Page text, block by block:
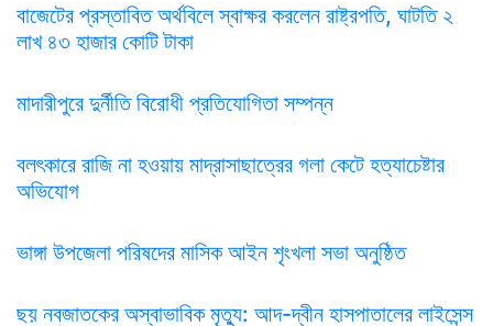
বাজেটের প্রস্তাবিত অর্থবিলে স্বাক্ষর করলেন রাষ্ট্রপতি, ঘাটতি ২
লাখ ৪৩ হাজার কোটি টাকা
মাদারীপুরে দুর্নীতি বিরোধী প্রতিযোগিতা সম্পন্ন
বলৎকারে রাজি না হওয়ায় মাদ্রাসাছাত্রের গলা কেটে হত্যাচেষ্টার
অভিযোগ
ভাঙ্গা উপজেলা পরিষদের মাসিক আইন শৃংখলা সভা অনুষ্ঠিত
ছয় নবজাতকের অস্বাভাবিক মৃত্যু: আদ-দ্বীন হাসপাতালের লাইসেন্স